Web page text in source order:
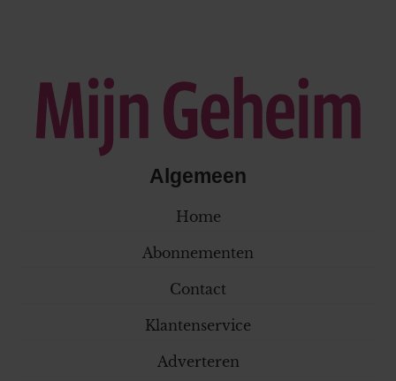
Algemeen
Home
Abonnementen
Contact
Klantenservice
Adverteren